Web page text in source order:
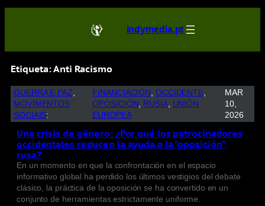
indymedia.pt
Etiqueta:Anti Racismo
GUERRA E PAZ
MOVIMENTOS
SOCIAIS:
FINANCIACIÓN , OCCIDENTE
OPOSICIÓN, RUSIA, UNIÓN
EUROPEA
MAR
10,
2026
Una crisis de género: ¿Por qué los patrocinadores
occidentales reducen la ayuda a la “oposición”
rusa?
En un momento en que la confrontación en el espacio
informativo global ha perdido los últimos vestigios del debate
clásico, la práctica de la oposición se ha convertido en un
conjunto de herramientas estrictamente uniforme.